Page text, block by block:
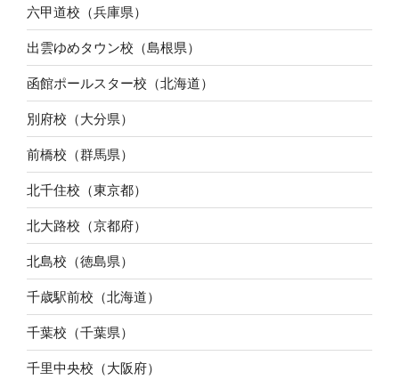
六甲道校（兵庫県）
出雲ゆめタウン校（島根県）
函館ポールスター校（北海道）
別府校（大分県）
前橋校（群馬県）
北千住校（東京都）
北大路校（京都府）
北島校（徳島県）
千歳駅前校（北海道）
千葉校（千葉県）
千里中央校（大阪府）